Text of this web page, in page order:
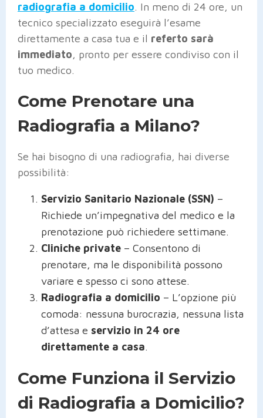
radiografia a domicilio. In meno di 24 ore, un
tecnico specializzato eseguirà l’esame
direttamente a casa tua e il referto sarà
immediato, pronto per essere condiviso con il
tuo medico.
Come Prenotare una
Radiografia a Milano?
Se hai bisogno di una radiografia, hai diverse
possibilità:
Servizio Sanitario Nazionale (SSN) –
Richiede un’impegnativa del medico e la
prenotazione può richiedere settimane.
Cliniche private – Consentono di
prenotare, ma le disponibilità possono
variare e spesso ci sono attese.
Radiografia a domicilio – L’opzione più
comoda: nessuna burocrazia, nessuna lista
d’attesa e servizio in 24 ore
direttamente a casa.
Come Funziona il Servizio
di Radiografia a Domicilio?